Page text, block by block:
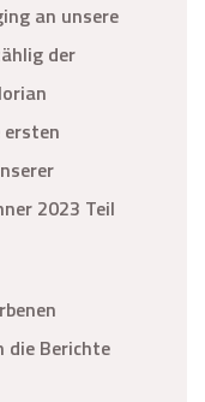
an unsere
der
ersten
2023 Teil
die Berichte